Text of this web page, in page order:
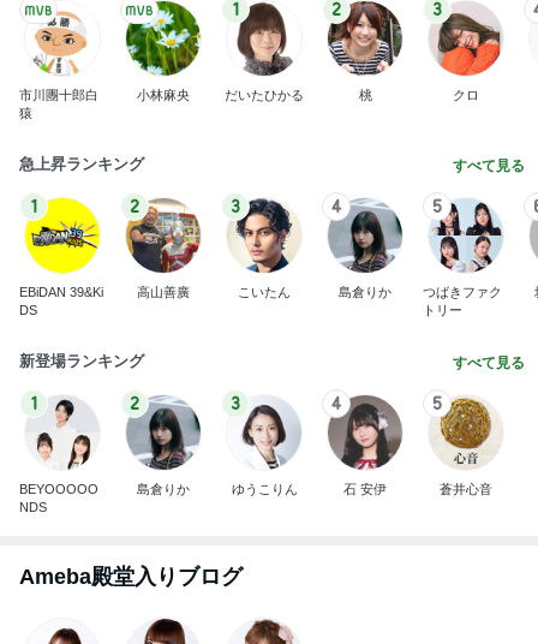
市川團十郎白
猿
小林麻央
1
だいたひかる
2
桃
3
クロ
急上昇ランキング すべて見る
1
EBiDAN 39&Ki
DS
2
高山善廣
3
こいたん
4
島倉りか
5
つばきファク
トリー
新登場ランキング すべて見る
1
BEYOOOOO
NDS
2
島倉りか
3
ゆうこりん
4
石 安伊
5
蒼井心音
Ameba殿堂入りブログ